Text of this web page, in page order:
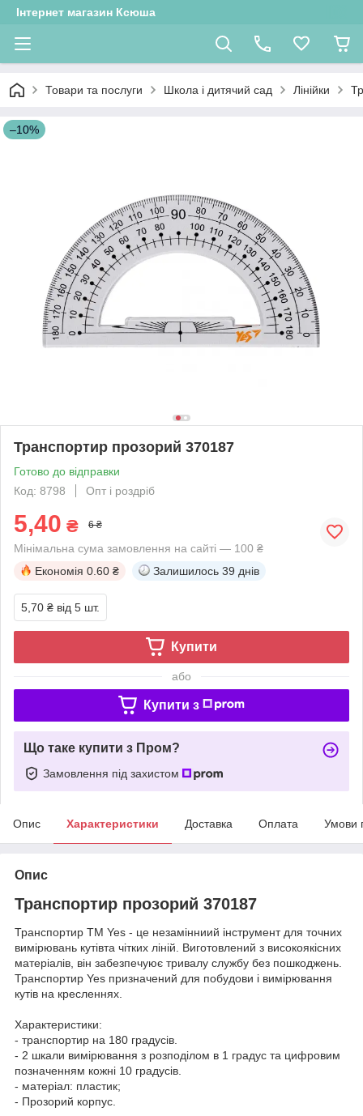
Інтернет магазин Ксюша
Товари та послуги Школа і дитячий сад Лінійки
–10%
Транспортир прозорий 370187
Готово до відправки
Код: 8798
Опт і роздріб
5,40 ₴ 6 ₴
Мінімальна сума замовлення на сайті — 100 ₴
Економія 0.60 ₴ Залишилось 39 днів
5,70 ₴ від 5 шт.
Купити
або
Купити з
Що таке купити з Пром?
Замовлення під захистом
Опис Характеристики Доставка Оплата Умови
Опис
Транспортир прозорий 370187
Транспортир ТМ Yes - це незамінниий інструмент для точних
вимірювань кутівта чітких ліній. Виготовлений з високоякісних
матеріалів, він забезпечуює тривалу службу без пошкоджень.
Транспортир Yes призначений для побудови і вимірювання
кутів на кресленнях.
Характеристики:
- транспортир на 180 градусів.
- 2 шкали вимірювання з розподілом в 1 градус та цифровим
позначенням кожні 10 градусів.
- матеріал: пластик;
- Прозорий корпус.